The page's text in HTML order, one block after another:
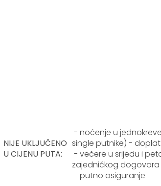
NIJE UKLJUČENO
U CIJENU PUTA:
- noćenje u
single putnike) -
- večere u srijedu i
zajedničkog dogovora
- putno osiguranje